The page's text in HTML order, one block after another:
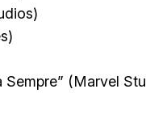
Sempre” (Marvel